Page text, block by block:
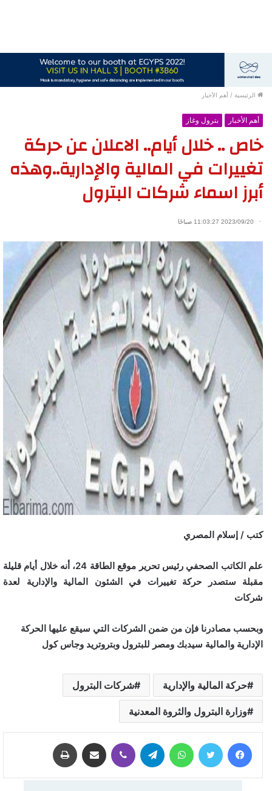
الرئيسية / أهم الأخبار
أهم الأخبار بترول وغاز
خاص .. خلال أيام.. الاعلان عن حركة
تغييرات في المالية والإدارية..وهذه
أبرز اسماء شركات البترول
2023/09/20 11:03:27 صباحًا
كتب / إسلام المصري
علم الكاتب الصحفي رئيس تحرير موقع الطاقة 24، أنه خلال أيام قليلة
مقبلة ستصدر حركة تغييرات في الشئون المالية والإدارية لعدة
شركات
وبحسب مصادرنا فإن من ضمن الشركات التي سيقع عليها الحركة
الإدارية والمالية سيدبك ومصر للبترول وبتروتريد وجاس كول
حركة المالية والإدارية شركات البترول
وزارة البترول والثروة المعدنية
فيسبوك تويتر واتساب تيلقرام ڤايبر مشاركة عبر البريد